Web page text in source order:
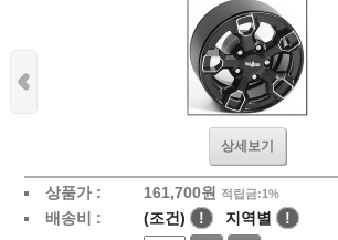
상세보기
상품가 : 161,700원 적립금:1%
배송비 : (조건) ! 지역별
!